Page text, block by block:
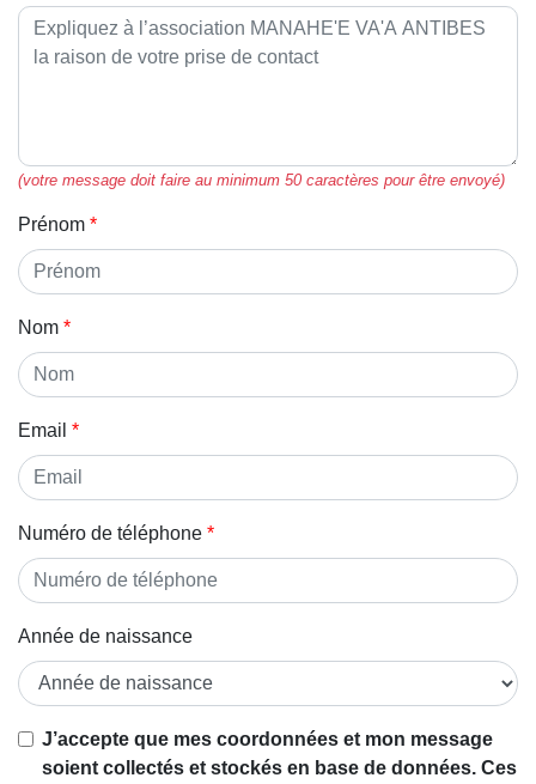
(votre message doit faire au minimum 50 caractères pour être envoyé)
Prénom
Nom
Email
Numéro de téléphone
Année de naissance
Si vous
êtes un
J’accepte que mes coordonnées et mon message
soient collectés et stockés en base de données. Ces